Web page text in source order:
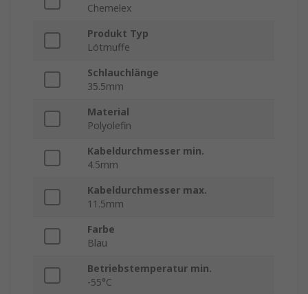
Chemelex
Produkt Typ
Lötmuffe
Schlauchlänge
35.5mm
Material
Polyolefin
Kabeldurchmesser min.
4.5mm
Kabeldurchmesser max.
11.5mm
Farbe
Blau
Betriebstemperatur min.
-55°C